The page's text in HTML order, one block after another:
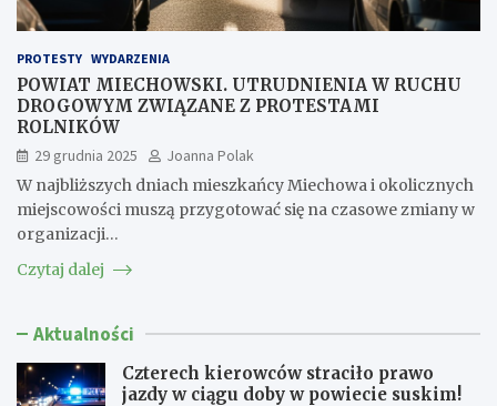
PROTESTY WYDARZENIA
POWIAT MIECHOWSKI. UTRUDNIENIA W RUCHU
DROGOWYM ZWIĄZANE Z PROTESTAMI
ROLNIKÓW
29 grudnia 2025
Joanna Polak
W najbliższych dniach mieszkańcy Miechowa i okolicznych
miejscowości muszą przygotować się na czasowe zmiany w
organizacji…
Czytaj dalej
Aktualności
Czterech kierowców straciło prawo
jazdy w ciągu doby w powiecie suskim!